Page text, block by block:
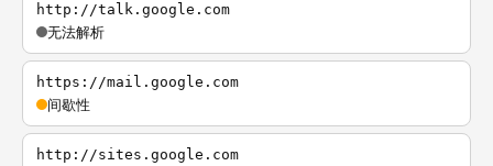
http://talk.google.com
无法解析
https://mail.google.com
间歇性
http://sites.google.com